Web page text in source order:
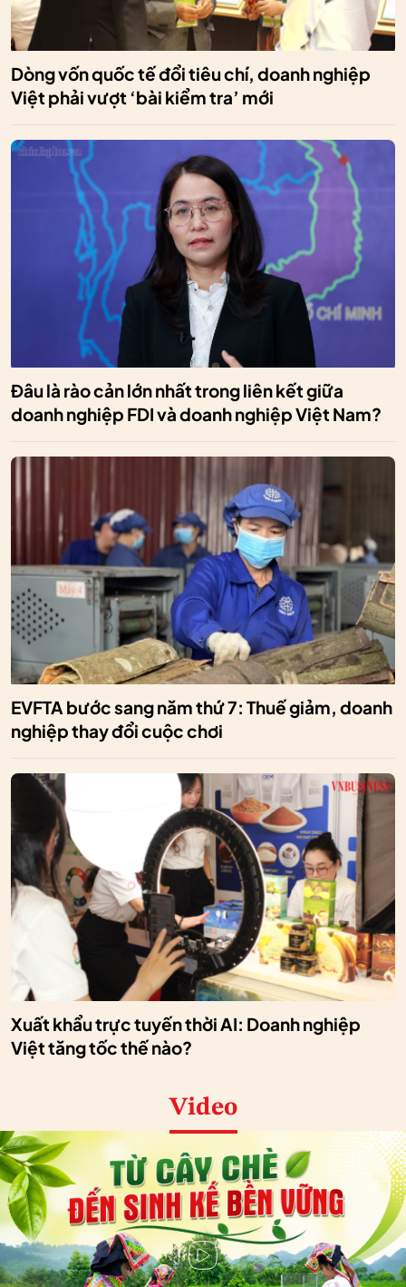
Dòng vốn quốc tế đổi tiêu chí, doanh nghiệp
Việt phải vượt ‘bài kiểm tra’ mới
Đâu là rào cản lớn nhất trong liên kết giữa
doanh nghiệp FDI và doanh nghiệp Việt Nam?
EVFTA bước sang năm thứ 7: Thuế giảm, doanh
nghiệp thay đổi cuộc chơi
Xuất khẩu trực tuyến thời AI: Doanh nghiệp
Việt tăng tốc thế nào?
Video